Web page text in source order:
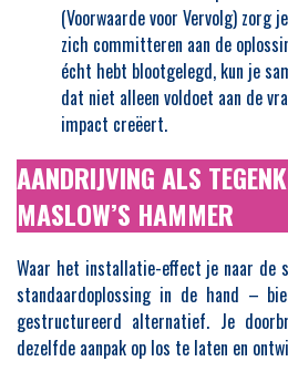
(Voorwaarde voor Vervolg) zorg
zich committeren aan de
écht hebt blootgelegd, kun je
dat niet alleen voldoet aan de
impact creëert.
AANDRIJVING ALS
MASLOW’S HAMMER
Waar het installatie-effect je naar de
standaardoplossing in de hand –
gestructureerd alternatief. Je
dezelfde aanpak op los te laten en